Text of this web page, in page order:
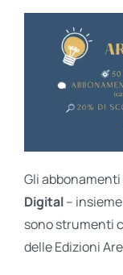
Gli
Digital–
sono strumenti
delle Edizioni